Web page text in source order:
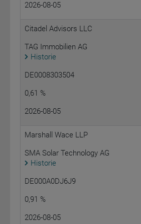
2026-08-05
Citadel Advisors LLC
TAG Immobilien AG
Historie
DE0008303504
0,61 %
2026-08-05
Marshall Wace LLP
SMA Solar Technology AG
Historie
DE000A0DJ6J9
0,91 %
2026-08-05